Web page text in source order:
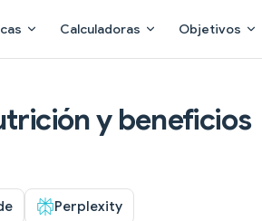
Calculadoras Objetivos
y beneficios
Perplexity